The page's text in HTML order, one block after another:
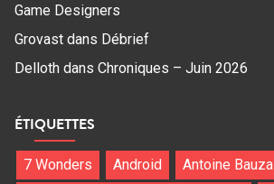
Game Designers
Grovast dans Débrief
Delloth dans Chroniques – Juin 2026
ÉTIQUETTES
7 Wonders Android Antoine Bauza